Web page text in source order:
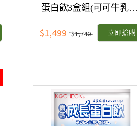
蛋白飲3盒組(可可牛乳口
$1,499 $1,740 立即搶購